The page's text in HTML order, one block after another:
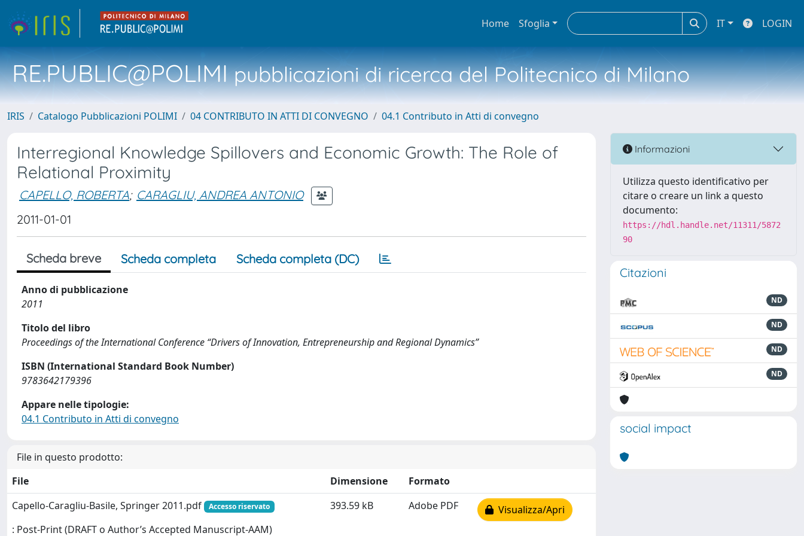
Home Sfoglia IT LOGIN
RE.PUBLIC@POLIMIpubblicazioni di ricerca del Politecnico di Milano
IRIS Catalogo Pubblicazioni POLIMI 04 CONTRIBUTO IN ATTI DI CONVEGNO 04.1 Contributo in Atti di convegno
Interregional Knowledge Spillovers and Economic Growth: The Role of
Relational Proximity
CAPELLO, ROBERTA; CARAGLIU, ANDREA ANTONIO
2011-01-01
Scheda breve Scheda completa Scheda completa (DC)
Anno di pubblicazione
2011
Titolo del libro
Proceedings of the International Conference “Drivers of Innovation, Entrepreneurship and Regional Dynamics”
ISBN (International Standard Book Number)
9783642179396
Appare nelle tipologie:
04.1 Contributo in Atti di convegno
File in questo prodotto:
File
Dimensione
Formato
Capello-Caragliu-Basile, Springer 2011.pdf
Accesso riservato
: Post-Print (DRAFT o Author’s Accepted Manuscript-AAM)
393.59 kB Adobe PDF Visualizza/Apri
Informazioni
Utilizza questo identificativo per
citare o creare un link a questo
documento:
https://hdl.handle.net/11311/5872
90
Citazioni
ND
ND
ND
ND
social impact